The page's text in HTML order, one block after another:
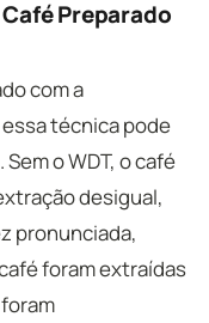
Preparado
com a
técnica pode
o WDT, o café
desigual,
pronunciada,
foram extraídas